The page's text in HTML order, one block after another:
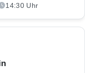
14:30 Uhr